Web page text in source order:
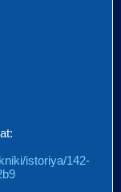
istoriya/142-